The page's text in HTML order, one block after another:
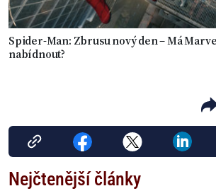
Spider-Man: Zbrusu nový den – Má
nabídnout?
Nejčtenější články